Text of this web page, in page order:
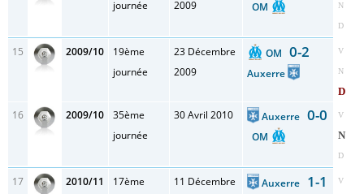
journée 2009 OM N
D
15 2009/10
19ème
journée
23 Décembre
2009
OM 0-2
Auxerre
V
N
D
16 2009/10
35ème
journée
30 Avril 2010 Auxerre0-0
OM
V
N
D
17 2010/11
17ème
11 Décembre
Auxerre 1-1 V